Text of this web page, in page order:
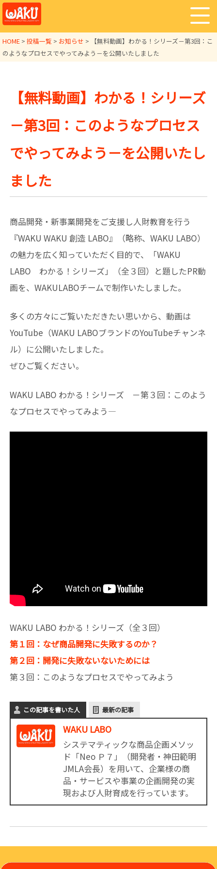
HOME > 投稿一覧 > お知らせ >
【無料動画】わかる！シリーズ－第3回：こ
のようなプロセスでやってみよう－を公開いたしました
【無料動画】わかる！シリーズ
－第3回：このようなプロセス
でやってみよう－を公開いたし
ました
商品開発・新事業開発をご支援し人財教育を行う
『WAKU WAKU 創造 LABO』（略称、WAKU LABO）
の魅力を広く知っていただく目的で、「WAKU
LABO わかる！シリーズ」（全３回）と題したPR動
画を、WAKULABOチームで制作いたしました。
多くの方々にご覧いただきたい思いから、動画は
YouTube（WAKU LABOブランドのYouTubeチャンネ
ル）に公開いたしました。
ぜひご覧ください。
WAKU LABO わかる！シリーズ －第３回：このよう
なプロセスでやってみよう―
WAKU LABO わかる！シリーズ（全３回）
第１回：なぜ商品開発に失敗するのか？
第２回：開発に失敗ないないためには
第３回：このようなプロセスでやってみよう
この記事を書いた人 最新の記事
WAKU LABO
システマティックな商品企画メソッ
ド「Neo Ｐ７」（開発者・神田範明
JMLA会長）を用いて、企業様の商
品・サービスや事業の企画開発の実
現および人財育成を行っています。